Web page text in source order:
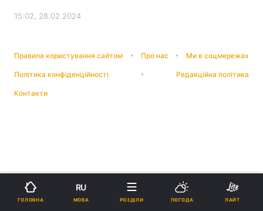
15:02, 28.02.2024
Правила користування сайтом Про нас Ми в соцмережах
Політика конфіденційності Редакційна політика
Контакти
ГОЛОВНА
RU
МОВА РОЗДІЛИ ПОГОДА ЛАЙТ